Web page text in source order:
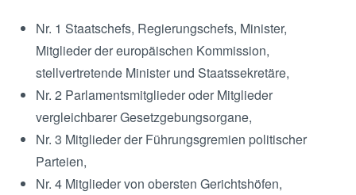
Nr. 1 Staatschefs, Regierungschefs, Minister,
Mitglieder der europäischen Kommission,
stellvertretende Minister und Staatssekretäre,
Nr. 2 Parlamentsmitglieder oder Mitglieder
vergleichbarer Gesetzgebungsorgane,
Nr. 3 Mitglieder der Führungsgremien politischer
Parteien,
Nr. 4 Mitglieder von obersten Gerichtshöfen,